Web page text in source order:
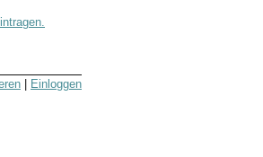
Einloggen